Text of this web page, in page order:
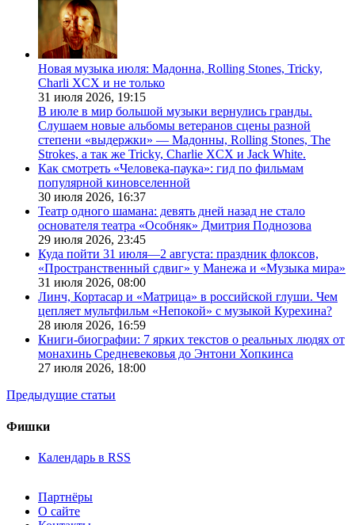
Новая музыка июля: Мадонна, Rolling Stones, Tricky,
Charli XCX и не только
31 июля 2026, 19:15
В июле в мир большой музыки вернулись гранды.
Слушаем новые альбомы ветеранов сцены разной
степени «выдержки» — Мадонны, Rolling Stones, The
Strokes, а так же Tricky, Charlie XCX и Jack White.
Как смотреть «Человека-паука»: гид по фильмам
популярной киновселенной
30 июля 2026, 16:37
Театр одного шамана: девять дней назад не стало
основателя театра «Особняк» Дмитрия Поднозова
29 июля 2026, 23:45
Куда пойти 31 июля—2 августа: праздник флоксов,
«Пространственный сдвиг» у Манежа и «Музыка мира»
31 июля 2026, 08:00
Линч, Кортасар и «Матрица» в российской глуши. Чем
цепляет мультфильм «Непокой» с музыкой Курехина?
28 июля 2026, 16:59
Книги-биографии: 7 ярких текстов о реальных людях от
монахинь Средневековья до Энтони Хопкинса
27 июля 2026, 18:00
Предыдущие статьи
Фишки
Календарь в RSS
Партнёры
О сайте